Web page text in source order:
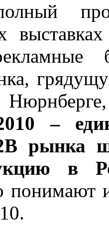
–
рынка
в
понимают